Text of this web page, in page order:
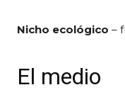
Nicho ecológico –
El medio